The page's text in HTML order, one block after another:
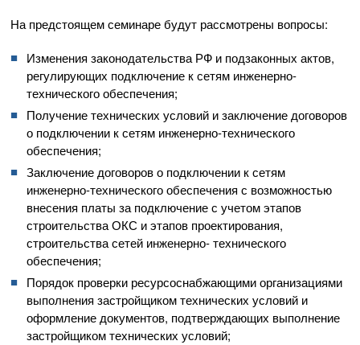
На предстоящем семинаре будут рассмотрены вопросы:
Изменения законодательства РФ и подзаконных актов,
регулирующих подключение к сетям инженерно-
технического обеспечения;
Получение технических условий и заключение договоров
о подключении к сетям инженерно-технического
обеспечения;
Заключение договоров о подключении к сетям
инженерно-технического обеспечения с возможностью
внесения платы за подключение с учетом этапов
строительства ОКС и этапов проектирования,
строительства сетей инженерно- технического
обеспечения;
Порядок проверки ресурсоснабжающими организациями
выполнения застройщиком технических условий и
оформление документов, подтверждающих выполнение
застройщиком технических условий;